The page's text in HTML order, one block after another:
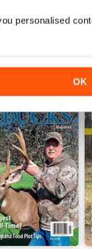
personalised
OK